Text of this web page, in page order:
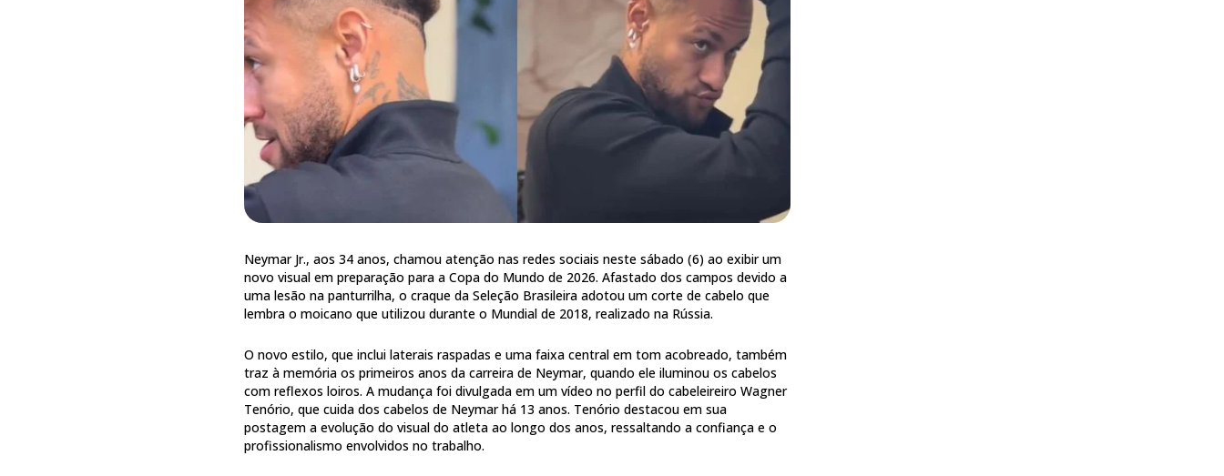
Neymar Jr., aos 34 anos, chamou atenção nas redes sociais neste sábado (6) ao exibir um
novo visual em preparação para a Copa do Mundo de 2026. Afastado dos campos devido a
uma lesão na panturrilha, o craque da Seleção Brasileira adotou um corte de cabelo que
lembra o moicano que utilizou durante o Mundial de 2018, realizado na Rússia.
O novo estilo, que inclui laterais raspadas e uma faixa central em tom acobreado, também
traz à memória os primeiros anos da carreira de Neymar, quando ele iluminou os cabelos
com reflexos loiros. A mudança foi divulgada em um vídeo no perfil do cabeleireiro Wagner
Tenório, que cuida dos cabelos de Neymar há 13 anos. Tenório destacou em sua
postagem a evolução do visual do atleta ao longo dos anos, ressaltando a confiança e o
profissionalismo envolvidos no trabalho.